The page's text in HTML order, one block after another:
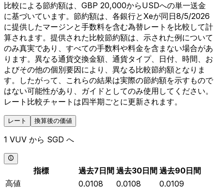
比較による節約額は、GBP 20,000からUSDへの単一送金
に基づいています。節約額は、各銀行とXeが同日8/5/2026
に提供したマージンと手数料を含む為替レートを比較して計
算されます。提供された比較節約額は、示された例について
のみ真実であり、すべての手数料や料金を含まない場合があ
ります。異なる通貨交換金額、通貨タイプ、日付、時間、お
よびその他の個別要因により、異なる比較節約額となりま
す。したがって、これらの結果は実際の節約額を示すもので
はない可能性があり、ガイドとしてのみ使用してください。
レート比較チャートは四半期ごとに更新されます。
レート 換算後の価値
1 VUV から SGD へ
指標 過去7日間 過去30日間 過去90日間
高値
0.0108 0.0108
0.0109